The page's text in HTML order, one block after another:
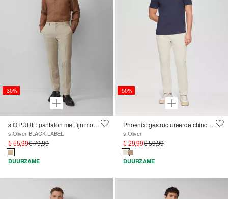
-30%
s.O PURE: pantalon met fijn motief
s.Oliver BLACK LABEL
€ 55,99€ 79,99
DUURZAME
-50%
Phoenix: gestructureerde chino in een regular fit
s.Oliver
€ 29,99€ 59,99
DUURZAME